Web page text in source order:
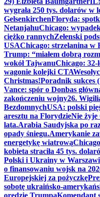
wygrała 250 tys. dolarów w
GelsenkirchenFloryda:
NetanjahuChicago:
ciężko rannychZełenski
USAChicago: strzelanina w
Trump: “miałem dobrą
wokół TajwanuChicago: 32-
wagonie kolejki CTA
Christmas!Poradnik sukces
Vance: spór o Donbas
zakończeniu wojny26.
BezdomnychUSA: polski
aresztu na FlorydzieNie żyje
lata.Arabia Saudyjska po
opady śniegu.Amerykanie
energetykę wiatrową
kobieta straciła 45 tys.
Polski i Ukrainy w
o finansowaniu wojsk na
Europejskiej za pożyczkę
sobotę ukraińsko-
orędzie TrumpaKomendant